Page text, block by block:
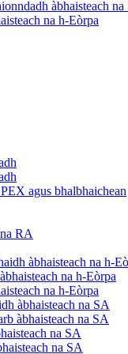
àbhaisteach na
na h-Eòrpa
agus bhalbhaichean
RA
àbhaisteach na h-
na h-Eòrpa
na h-Eòrpa
àbhaisteach na SA
àbhaisteach na SA
na SA
na SA